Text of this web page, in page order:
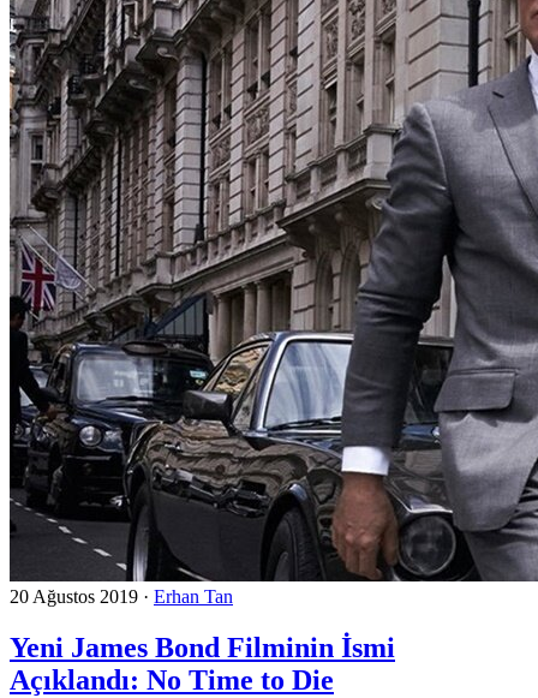
20 Ağustos 2019 · Erhan Tan
Yeni James Bond Filminin İsmi
Açıklandı: No Time to Die